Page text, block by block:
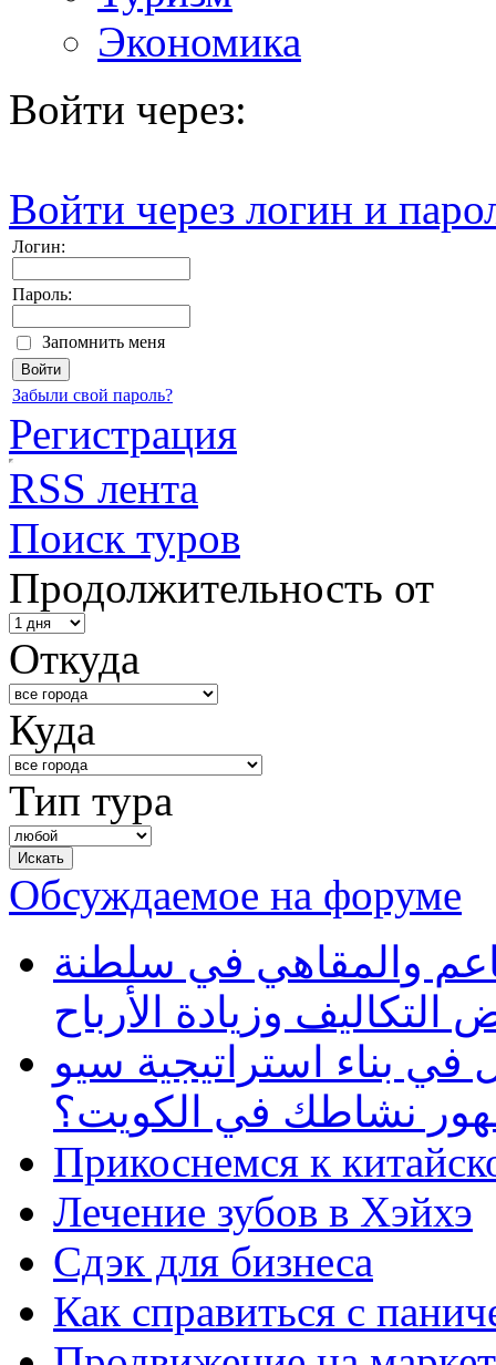
Экономика
Войти через:
Войти через логин и
Логин:
Пароль:
Запомнить меня
Забыли свой пароль?
Регистрация
RSS лента
Поиск туров
Продолжительность от
Откуда
Куда
Тип тура
Обсуждаемое на форуме
والمقاهي في سلطنة
وزيادة الأرباح
بناء استراتيجية سيو
نشاطك في الكويت؟
Прикоснемся к
Лечение зубов в Хэйхэ
Сдэк для бизнеса
Как справиться с